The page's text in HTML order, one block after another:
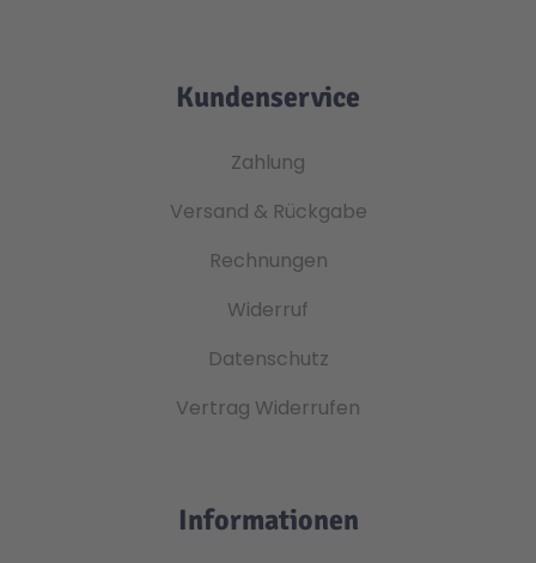
Kundenservice
Zahlung
Versand & Rückgabe
Rechnungen
Widerruf
Datenschutz
Vertrag Widerrufen
Informationen